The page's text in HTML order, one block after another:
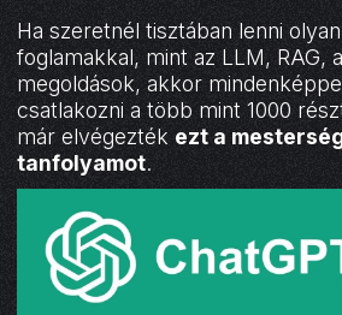
Ha szeretnél tisztában lenni
foglamakkal, mint az LLM, RAG,
megoldások, akkor
csatlakozni a több mint 1000
már elvégezték ezt a
tanfolyamot.